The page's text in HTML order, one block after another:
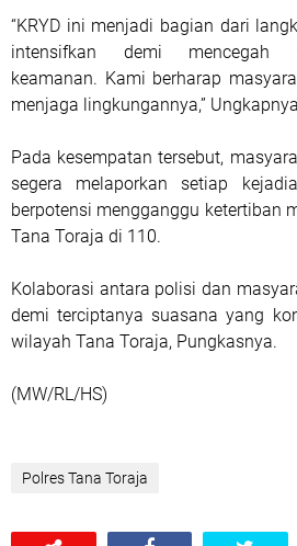
“KRYD ini menjadi bagian dari
intensifkan demi mencegah
keamanan. Kami berharap
menjaga lingkungannya,”
Pada kesempatan tersebut,
segera melaporkan setiap
berpotensi mengganggu ketertiban
Tana Toraja di 110.
Kolaborasi antara polisi dan
demi terciptanya suasana yang
wilayah Tana Toraja, Pungkasnya.
(MW/RL/HS)
Polres Tana Toraja